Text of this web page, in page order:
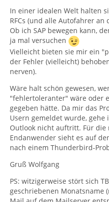
In einer idealen Welt halten
RFCs (und alle Autofahrer an
Ob ich SAP bewegen kann,
ja mal versuchen
Vielleicht bieten sie mir ein
der Fehler (vielleicht)
nerven).
Wäre halt schön gewesen,
"fehlertoleranter" wäre oder
gegeben hätte. Da mir das
Usern gemeldet wurde, gehe
Outlook nicht auftritt. Für die
Endanwender sieht es auf
nach einem Thunderbird-
Gruß Wolfgang
PS: witzigerweise stört sich
geschriebenen Monatsname